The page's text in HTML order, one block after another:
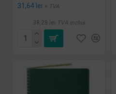
31,64 lei + TVA
38,28 lei TVA inclus